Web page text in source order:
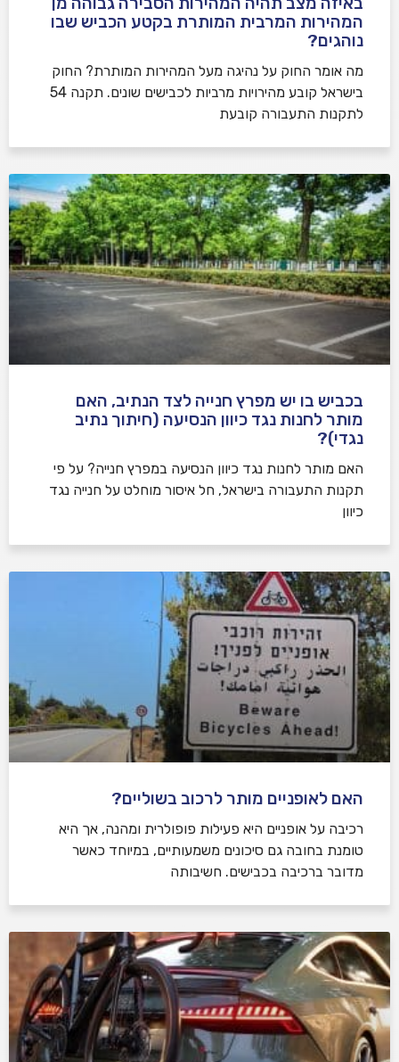
המהירות המרבית המותרת בקטע הכביש שבו
נוהגים?
​מה אומר החוק על נהיגה מעל המהירות המותרת? החוק
בישראל קובע מהירויות מרביות לכבישים שונים. תקנה 54
לתקנות התעבורה קובעת
בכביש בו יש מפרץ חנייה לצד הנתיב, האם
מותר לחנות נגד כיוון הנסיעה (חיתוך נתיב
נגדי)?
האם מותר לחנות נגד כיוון הנסיעה במפרץ חנייה? על פי
תקנות התעבורה בישראל, חל איסור מוחלט על חנייה נגד
כיוון
האם לאופניים מותר לרכוב בשוליים?
רכיבה על אופניים היא פעילות פופולרית ומהנה, אך היא
טומנת בחובה גם סיכונים משמעותיים, במיוחד כאשר
מדובר ברכיבה בכבישים. חשיבותה